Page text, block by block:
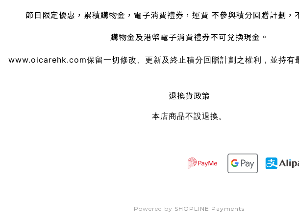
節日限定優惠，累積購物金，電子消費禮券，運費 不參與積分回贈計劃，
購物金及港幣電子消費禮券不可兌換現金。
www.oicarehk.com保留一切修改、更新及終止積分回贈計劃之權利，並持有
退換貨政策
本店商品不設退換。
Powered by SHOPLINE Payments